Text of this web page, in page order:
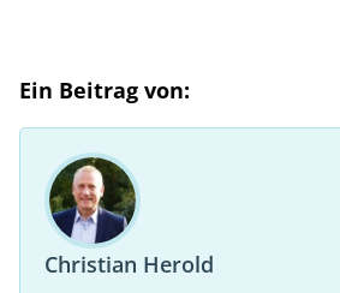
Ein Beitrag von:
Christian Herold